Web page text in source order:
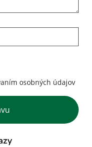
osobných údajov